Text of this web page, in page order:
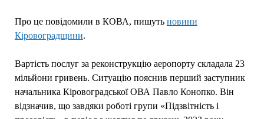
Про це повідомили в КОВА, пишуть новини
Кіровоградщини.
Вартість послуг за реконструкцію аеропорту складала 23
мільйони гривень. Ситуацію пояснив перший заступник
начальника Кіровоградської ОВА Павло Конопко. Він
відзначив, що завдяки роботі групи «Підзвітність і